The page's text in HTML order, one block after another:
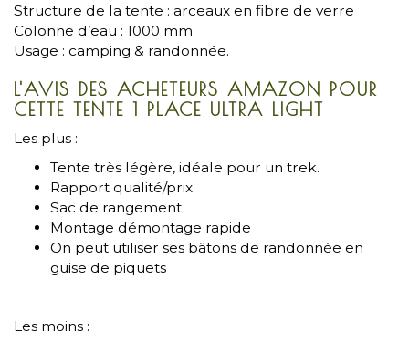
Structure de la tente : arceaux en fibre de verre
Colonne d’eau : 1000 mm
Usage : camping & randonnée.
L'AVIS DES ACHETEURS AMAZON POUR
CETTE TENTE 1 PLACE ULTRA LIGHT
Les plus :
Tente très légère, idéale pour un trek.
Rapport qualité/prix
Sac de rangement
Montage démontage rapide
On peut utiliser ses bâtons de randonnée en
guise de piquets
Les moins :